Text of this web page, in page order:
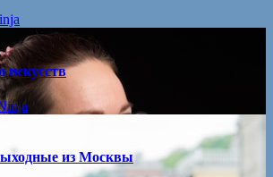
искусств
из Москвы